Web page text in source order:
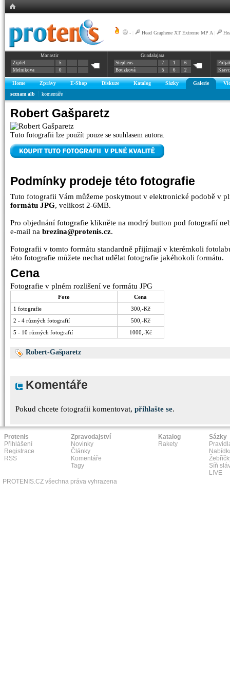
- Head Graphene XT Extreme MP A
Monastir
Zipfel
5
Melnikova
0
Guadalajara
Stephens
7 1
6
Bouzková
5 6 2
Home Zprávy E-Shop Diskuze Katalog Sázky Galerie
seznam alb
komentáře
Robert Gašparetz
Tuto fotografii lze použít pouze se souhlasem autora.
Podmínky prodeje této fotografie
Tuto fotografii Vám můžeme poskytnout v elektronické podobě v
formátu JPG, velikost 2-6MB.
Pro objednání fotografie klikněte na modrý button pod fotografií
e-mail na brezina@protenis.cz.
Fotografii v tomto formátu standardně přijímají v kterémkoli
této fotografie můžete nechat udělat fotografie jakéhokoli formátu.
Cena
Fotografie v plném rozlišení ve formátu JPG
Foto
Cena
1 fotografie
300,-Kč
2 - 4 různých fotografií
500,-Kč
5 - 10 různých fotografií
1000,-Kč
Robert-Gašparetz
Komentáře
Pokud chcete fotografii komentovat, přihlašte se.
Protenis
Přihlášení
Registrace
RSS
Zpravodajství
Novinky
Články
Komentáře
Tagy
Katalog
Rakety
Sázky
Síň
L!VE
PROTENIS.CZ všechna práva vyhrazena